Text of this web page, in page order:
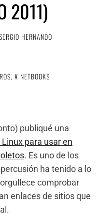
2011)
HERNANDO
, NETBOOKS
publiqué una
para usar en
. Es uno de los
ha tenido a lo
comprobar
enlaces de sitios que